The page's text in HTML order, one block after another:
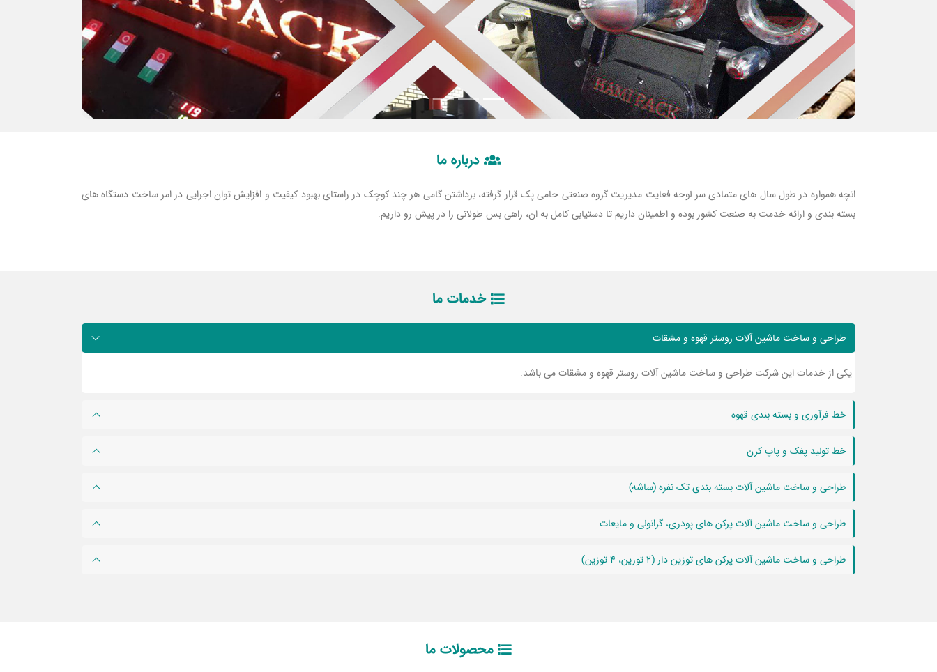
درباره ما
انچه همواره در طول سال های متمادی سر لوحه فعایت مدیریت گروه صنعتی حامی پک قرار گرفته، برداشتن گامی هر چند کوچک در راستای بهبود کیفیت و افزایش توان اجرایی در امر ساخت دستگاه های
بسته بندی و ارائه خدمت به صنعت کشور بوده و اطمینان داریم تا دستیابی کامل به ان، راهی بس طولانی را در پیش رو داریم.
خدمات ما
طراحی و ساخت ماشین آلات روستر قهوه و مشقات
یکی از خدمات این شرکت طراحی و ساخت ماشین آلات روستر قهوه و مشقات می باشد.
خط فرآوری و بسته بندی قهوه
خط تولید پفک و پاپ کرن
طراحی و ساخت ماشین آلات بسته بندی تک نفره (ساشه)
طراحی و ساخت ماشین آلات پرکن های پودری، گرانولی و مایعات
طراحی و ساخت ماشین آلات پرکن های توزین دار (2 توزین، 4 توزین)
محصولات ما